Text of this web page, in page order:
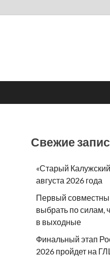
Свежие
«Старый
августа 2026 года
Первый
выбрать по силам,
в выходные
Финальный этап
2026 пройдет на